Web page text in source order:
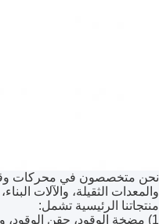
نحن متخصصون في محركات وقود
والمعدات الثقيلة، والآلات
منتجاتنا الرئيسية تشمل:
1) مضخة الوقود، حقن الوقود، وقود متعددة؛